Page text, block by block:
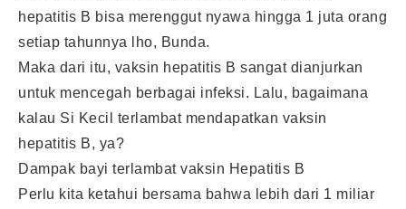
hepatitis B bisa merenggut nyawa hingga 1 juta orang
setiap tahunnya lho, Bunda.
Maka dari itu, vaksin hepatitis B sangat dianjurkan
untuk mencegah berbagai infeksi. Lalu, bagaimana
kalau Si Kecil terlambat mendapatkan vaksin
hepatitis B, ya?
Dampak bayi terlambat vaksin Hepatitis B
Perlu kita ketahui bersama bahwa lebih dari 1 miliar